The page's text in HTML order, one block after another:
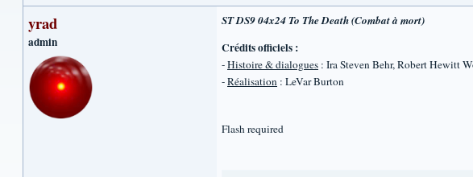
yrad
admin
ST DS9 04x24 To The Death (Combat à mort)
Crédits officiels :
-Histoire & dialogues : Ira Steven Behr, Robert Hewitt
-Réalisation : LeVar Burton
Flash required